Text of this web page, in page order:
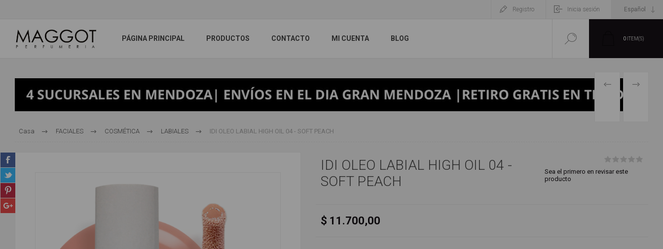
Registro Inicia sesión
PÁGINA PRINCIPAL PRODUCTOS CONTACTO MI CUENTA BLOG 0 ITEM(S)
Casa FACIALES COSMÉTICA LABIALES IDI OLEO LABIAL HIGH OIL 04 - SOFT PEACH
PRODUCTO
IDI OLEO LABIAL HIGH OIL 04 -
SOFT PEACH
Sea el primero en revisar este
producto
$ 11.700,00